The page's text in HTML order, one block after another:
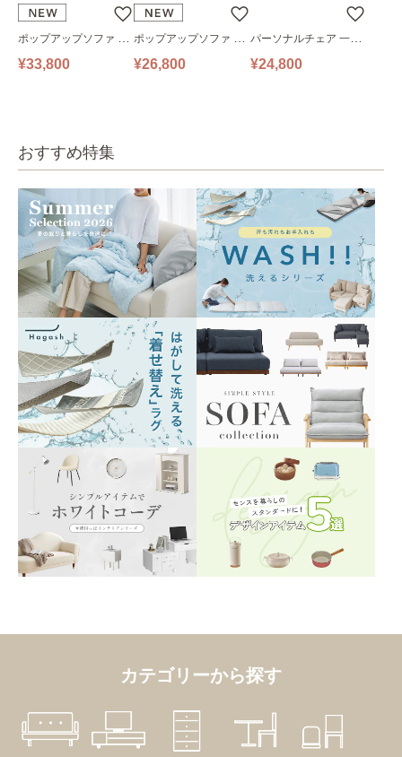
ポップアップソファ ソ
ファ フロアソファ 幅14
¥33,800
ポップアップソファ ソ
ファ フロアソファ 幅10
¥26,800
パーソナルチェア 一人
掛けソファ O’HANA ソ
¥24,800
おすすめ特集
カテゴリーから探す